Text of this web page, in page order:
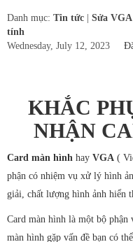
Sửa VGA (Card
màn hình)
Sửa máy tính tại nhà
Thay bàn phím
laptop
laptop
Danh mục: Tin tức Sửa
tính
Wednesday, July 12, 2023
KHẮC
NHẬN
Card màn hình hay VGA (
phận có nhiệm vụ xử lý hình
giải, chất lượng hình ảnh hiển
Card màn hình là một bộ phận
màn hình gặp vấn đề bạn có